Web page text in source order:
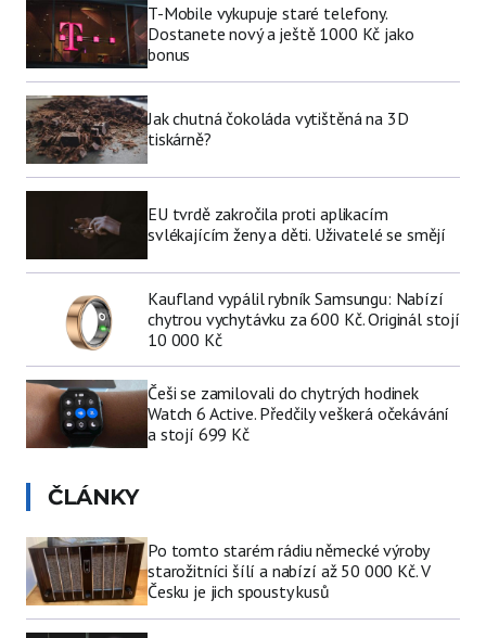
T-Mobile vykupuje staré telefony.
Dostanete nový a ještě 1000 Kč jako
bonus
Jak chutná čokoláda vytištěná na 3D
tiskárně?
EU tvrdě zakročila proti aplikacím
svlékajícím ženy a děti. Uživatelé se smějí
Kaufland vypálil rybník Samsungu: Nabízí
chytrou vychytávku za 600 Kč. Originál stojí
10 000 Kč
Češi se zamilovali do chytrých hodinek
Watch 6 Active. Předčily veškerá očekávání
a stojí 699 Kč
ČLÁNKY
Po tomto starém rádiu německé výroby
starožitníci šílí a nabízí až 50 000 Kč. V
Česku je jich spousty kusů